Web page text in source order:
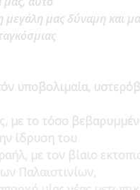
μας δύναμη και
υποβολιμαία,
με το τόσο
ίδρυση του
με τον βίαιο
Παλαιστινίων,